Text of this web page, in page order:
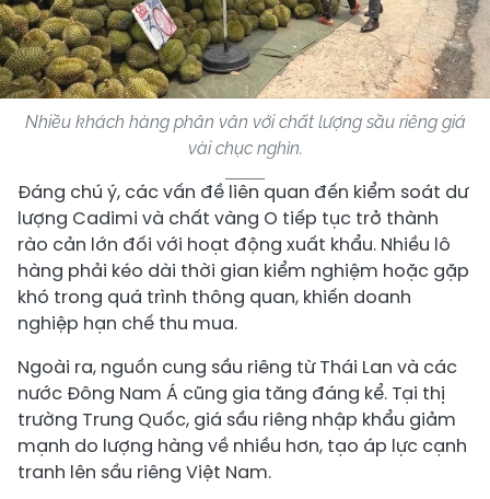
Nhiều khách hàng phân vân với chất lượng sầu riêng giá
vài chục nghìn.
Đáng chú ý, các vấn đề liên quan đến kiểm soát dư
lượng Cadimi và chất vàng O tiếp tục trở thành
rào cản lớn đối với hoạt động xuất khẩu. Nhiều lô
hàng phải kéo dài thời gian kiểm nghiệm hoặc gặp
khó trong quá trình thông quan, khiến doanh
nghiệp hạn chế thu mua.
Ngoài ra, nguồn cung sầu riêng từ Thái Lan và các
nước Đông Nam Á cũng gia tăng đáng kể. Tại thị
trường Trung Quốc, giá sầu riêng nhập khẩu giảm
mạnh do lượng hàng về nhiều hơn, tạo áp lực cạnh
tranh lên sầu riêng Việt Nam.